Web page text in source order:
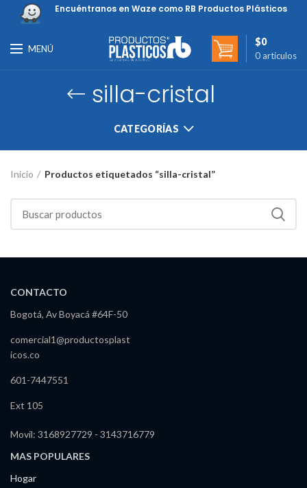
Encuéntranos en Waze como RB Productos Plásticos
MENÚ
0 artículos
$0
silla-cristal
CATEGORÍAS
Inicio Productos etiquetados “silla-cristal”
CONTACTO
Bogotá, Av Boyacá #64F-50
comercial1@productosplast
icos.co
601-7447551
Ext 105
Movil: 3168927729 - 3143716779
MAS POPULARES
Hogar